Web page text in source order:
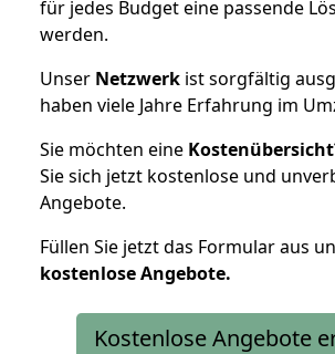
für jedes Budget eine passende
werden.
Unser Netzwerk ist sorgfältig
haben viele Jahre Erfahrung im
Sie möchten eine
Sie sich jetzt kostenlose und
Angebote.
Füllen Sie jetzt das Formular aus
kostenloseAngebote.
Kostenlose Angebote